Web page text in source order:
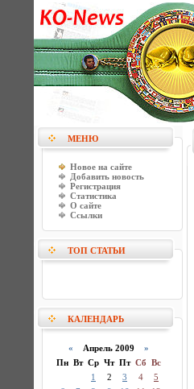
МЕНЮ
Новое на сайте
Добавить новость
Регистрация
Статистика
О сайте
Ссылки
ТОП СТАТЬИ
КАЛЕНДАРЬ
« Апрель 2009 »
Пн Вт Ср Чт Пт Сб Вс
1
2 3 4
5